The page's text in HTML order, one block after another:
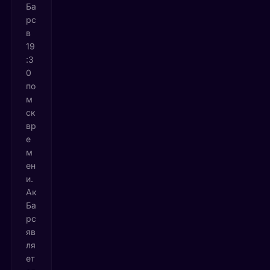
Ба
рс
в
19
:3
0
по
м
ск
вр
е
м
ен
и.
Ак
Ба
рс
яв
ля
ет